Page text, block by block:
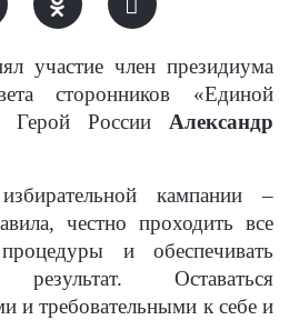
участие член президиума
сторонников «Единой
Герой России Александр
кампании –
честно проходить все
и обеспечивать
результат. Оставаться
и требовательными к себе и